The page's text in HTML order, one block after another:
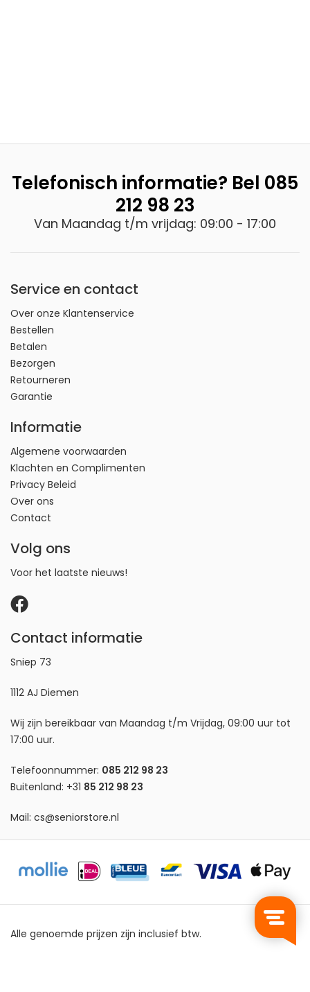
Telefonisch informatie? Bel 085
212 98 23
Van Maandag t/m vrijdag: 09:00 - 17:00
Service en contact
Over onze Klantenservice
Bestellen
Betalen
Bezorgen
Retourneren
Garantie
Informatie
Algemene voorwaarden
Klachten en Complimenten
Privacy Beleid
Over ons
Contact
Volg ons
Voor het laatste nieuws!
Contact informatie
Sniep 73
1112 AJ Diemen
Wij zijn bereikbaar van Maandag t/m Vrijdag, 09:00 uur tot
17:00 uur.
Telefoonnummer: 085 212 98 23
Buitenland: +31 85 212 98 23
Mail: cs@seniorstore.nl
Alle genoemde prijzen zijn inclusief btw.